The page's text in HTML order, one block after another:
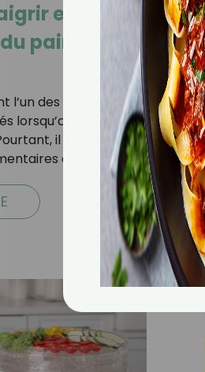
en
pain tous
l’un des premiers
lorsqu’on souhaite
il fait partie
de…